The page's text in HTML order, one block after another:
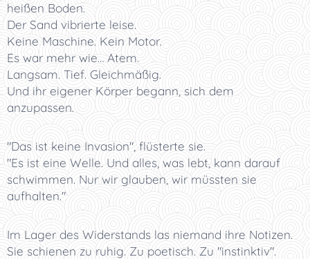
heißen Boden.
Der Sand vibrierte leise.
Keine Maschine. Kein Motor.
Es war mehr wie… Atem.
Langsam. Tief. Gleichmäßig.
Und ihr eigener Körper begann, sich dem
anzupassen.
"Das ist keine Invasion", flüsterte sie.
"Es ist eine Welle. Und alles, was lebt, kann darauf
schwimmen. Nur wir glauben, wir müssten sie
aufhalten."
Im Lager des Widerstands las niemand ihre Notizen.
Sie schienen zu ruhig. Zu poetisch. Zu "instinktiv".